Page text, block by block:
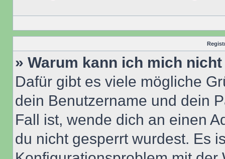
» Warum kann ich mich
Dafür gibt es viele mögliche
dein Benutzername und dein
Fall ist, wende dich an einen
du nicht gesperrt wurdest. Es